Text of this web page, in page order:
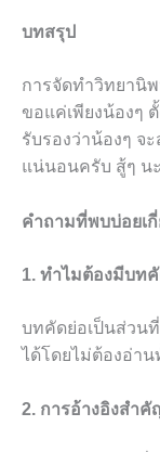
บทสรุป
การจัดทำวิทยานิ
ขอแค่เพียงน้องๆ
รับรองว่าน้องๆ
แน่นอนครับ สู้ๆ น
คำถามที่พบบ่อยเ
1. ทำไมต้องมีบท
บทคัดย่อเป็นส่วน
ได้โดยไม่ต้องอ่าน
2. การอ้างอิงสำคั